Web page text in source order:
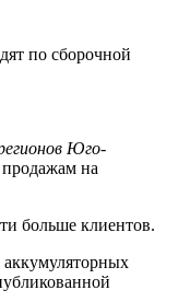
по сборочной
Юго-
на
больше клиентов.